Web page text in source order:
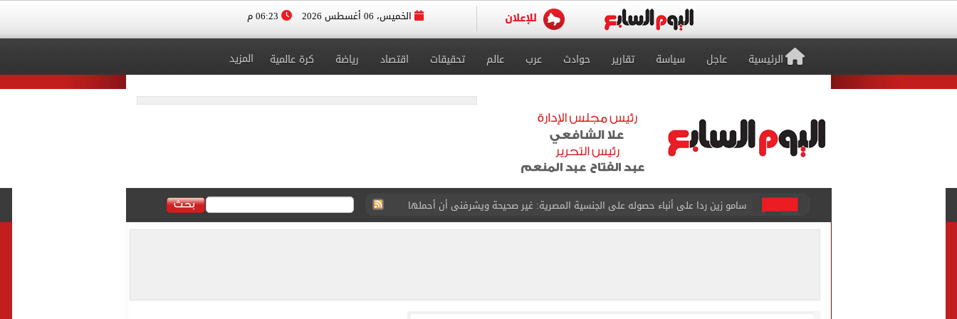
الخميس، 06 أغسطس 2026
الرئيسية عاجل سياسة تقارير حوادث عرب عالم تحقيقات اقتصاد رياضة كرة عالمية المزيد
46 ألف طالب سجلوا رغباتهم فى تنسيق المرحلة الأولى للقبول بالجامعات حتى الآن
اليورو يغلق تعاملات اليوم الخميس على تراجع أمام الجنيه بالبنوك المصرية
الرئيس السيسى وملك البحرين: ضرورة التزام كافة الأطراف بتنفيذ اتفاق وقف حرب غزة